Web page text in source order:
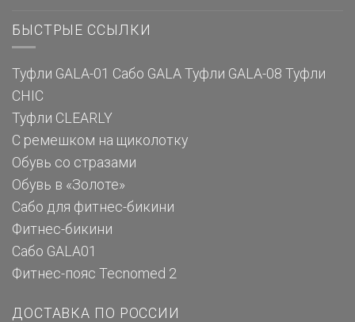
БЫСТРЫЕ ССЫЛКИ
Туфли GALA-01 Сабо GALA Туфли GALA-08 Туфли
CHIC
Туфли CLEARLY
С ремешком на щиколотку
Обувь со стразами
Обувь в «Золоте»
Сабо для фитнес-бикини
Фитнес-бикини
Сабо GALA01
Фитнес-пояс Tecnomed 2
ДОСТАВКА ПО РОССИИ